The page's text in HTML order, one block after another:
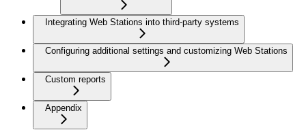
Integrating Web Stations into third-party systems
Configuring additional settings and customizing Web Stations
Custom reports
Appendix